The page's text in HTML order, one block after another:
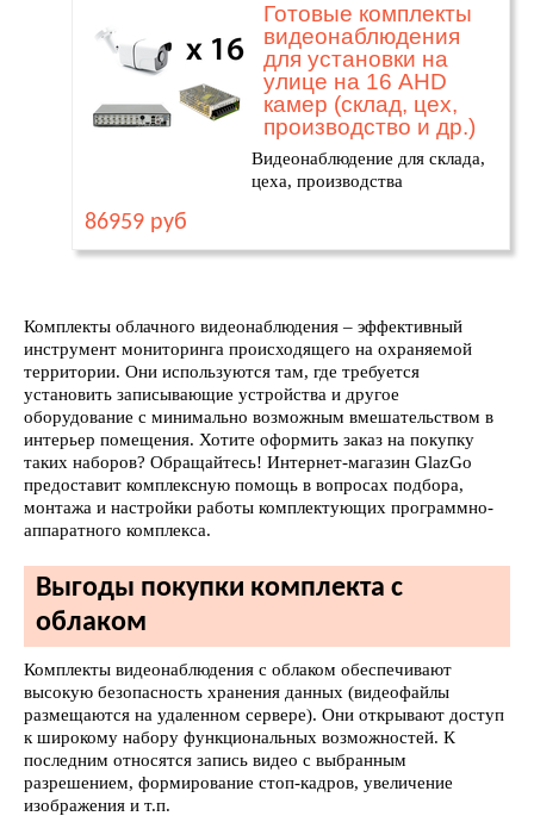
Готовые комплекты
видеонаблюдения
для установки на
улице на 16 AHD
камер (склад, цех,
производство и др.)
Видеонаблюдение для склада,
цеха, производства
86959 руб
Комплекты облачного видеонаблюдения – эффективный
инструмент мониторинга происходящего на охраняемой
территории. Они используются там, где требуется
установить записывающие устройства и другое
оборудование с минимально возможным вмешательством в
интерьер помещения. Хотите оформить заказ на покупку
таких наборов? Обращайтесь! Интернет-магазин GlazGo
предоставит комплексную помощь в вопросах подбора,
монтажа и настройки работы комплектующих программно-
аппаратного комплекса.
Выгоды покупки комплекта с
облаком
Комплекты видеонаблюдения с облаком обеспечивают
высокую безопасность хранения данных (видеофайлы
размещаются на удаленном сервере). Они открывают доступ
к широкому набору функциональных возможностей. К
последним относятся запись видео с выбранным
разрешением, формирование стоп-кадров, увеличение
изображения и т.п.